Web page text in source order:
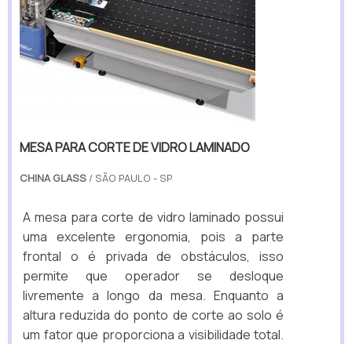
MESA PARA CORTE DE VIDRO LAMINADO
CHINA GLASS / SÃO PAULO - SP
A mesa para corte de vidro laminado possui
uma excelente ergonomia, pois a parte
frontal o é privada de obstáculos, isso
permite que operador se desloque
livremente a longo da mesa. Enquanto a
altura reduzida do ponto de corte ao solo é
um fator que proporciona a visibilidade total.